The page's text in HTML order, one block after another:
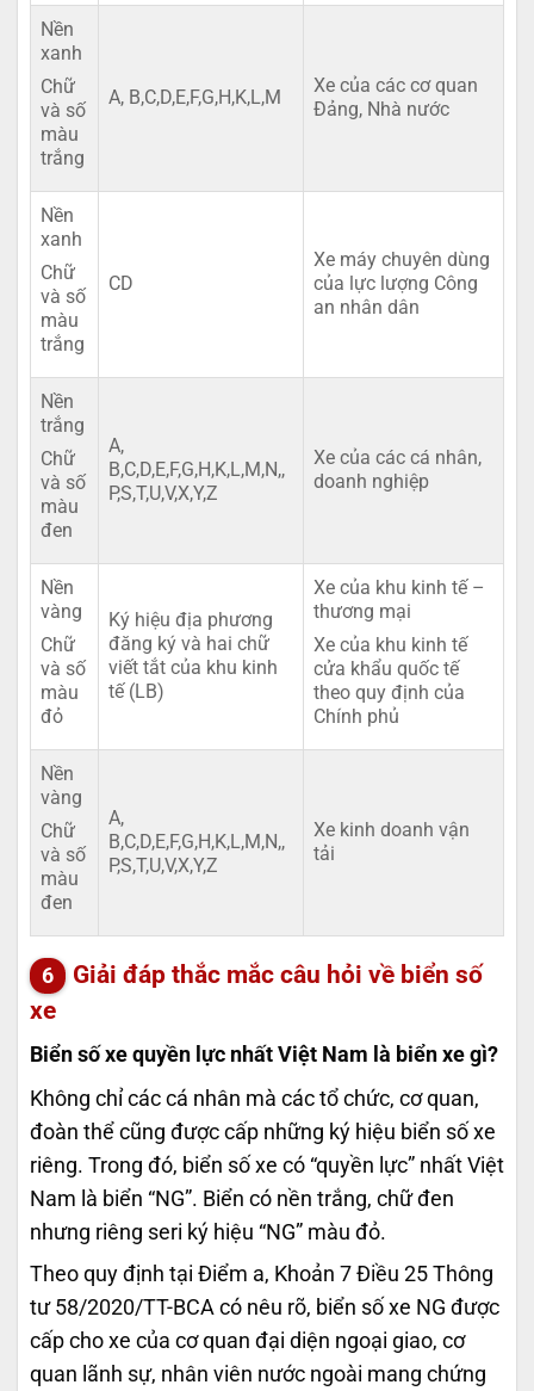
Nền
xanh
Chữ
và số
màu
trắng
A, B,C,D,E,F,G,H,K,L,M
Xe của các cơ quan
Đảng, Nhà nước
Nền
xanh
Chữ
và số
màu
trắng
CD
Xe máy chuyên dùng
của lực lượng Công
an nhân dân
Nền
trắng
Chữ
và số
màu
đen
A,
B,C,D,E,F,G,H,K,L,M,N,,
P,S,T,U,V,X,Y,Z
Xe của các cá nhân,
doanh nghiệp
Nền
vàng
Chữ
và số
màu
đỏ
Ký hiệu địa phương
đăng ký và hai chữ
viết tắt của khu kinh
tế (LB)
Xe của khu kinh tế –
thương mại
Xe của khu kinh tế
cửa khẩu quốc tế
theo quy định của
Chính phủ
Nền
vàng
Chữ
và số
màu
đen
A,
B,C,D,E,F,G,H,K,L,M,N,,
P,S,T,U,V,X,Y,Z
Xe kinh doanh vận
tải
Giải đáp thắc mắc câu hỏi về biển số
xe
Biển số xe quyền lực nhất Việt Nam là biển xe gì?
Không chỉ các cá nhân mà các tổ chức, cơ quan,
đoàn thể cũng được cấp những ký hiệu biển số xe
riêng. Trong đó, biển số xe có “quyền lực” nhất Việt
Nam là biển “NG”. Biển có nền trắng, chữ đen
nhưng riêng seri ký hiệu “NG” màu đỏ.
Theo quy định tại Điểm a, Khoản 7 Điều 25 Thông
tư 58/2020/TT-BCA có nêu rõ, biển số xe NG được
cấp cho xe của cơ quan đại diện ngoại giao, cơ
quan lãnh sự, nhân viên nước ngoài mang chứng